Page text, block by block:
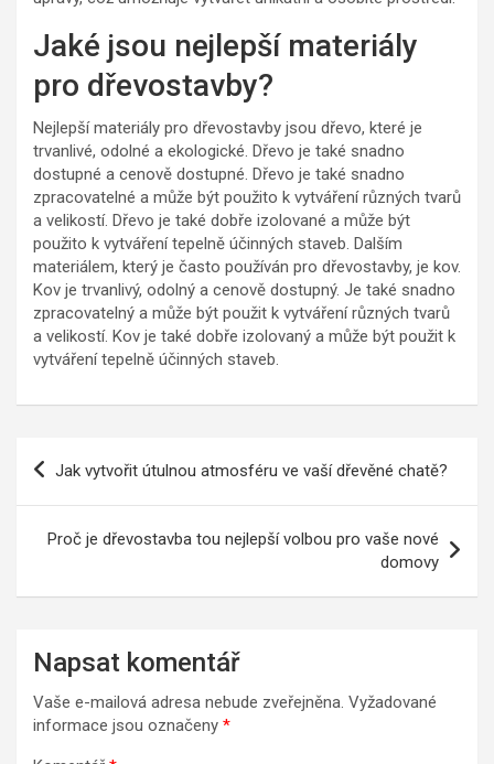
Jaké jsou nejlepší materiály
pro dřevostavby?
Nejlepší materiály pro dřevostavby jsou dřevo, které je
trvanlivé, odolné a ekologické. Dřevo je také snadno
dostupné a cenově dostupné. Dřevo je také snadno
zpracovatelné a může být použito k vytváření různých tvarů
a velikostí. Dřevo je také dobře izolované a může být
použito k vytváření tepelně účinných staveb. Dalším
materiálem, který je často používán pro dřevostavby, je kov.
Kov je trvanlivý, odolný a cenově dostupný. Je také snadno
zpracovatelný a může být použit k vytváření různých tvarů
a velikostí. Kov je také dobře izolovaný a může být použit k
vytváření tepelně účinných staveb.
Navigace
příspěvek
Jak vytvořit útulnou atmosféru ve vaší dřevěné chatě?
Proč je dřevostavba tou nejlepší volbou pro vaše nové
domovy
Napsat komentář
Vaše e-mailová adresa nebude zveřejněna. Vyžadované
informace jsou označeny *